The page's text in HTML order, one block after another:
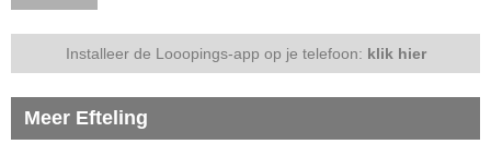
Installeer de Looopings-app op je telefoon: klik hier
Meer Efteling